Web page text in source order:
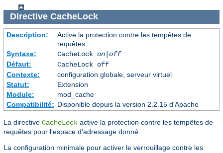
Directive CacheLock
Description:
Active la protection contre les tempêtes de
requêtes.
Syntaxe:
CacheLock on|off
Défaut:
CacheLock off
Contexte:
configuration globale, serveur virtuel
Statut:
Extension
Module:
mod_cache
Compatibilité: Disponible depuis la version 2.2.15 d'Apache
La directive CacheLock active la protection contre les tempêtes de
requêtes pour l'espace d'adressage donné.
La configuration minimale pour activer le verrouillage contre les